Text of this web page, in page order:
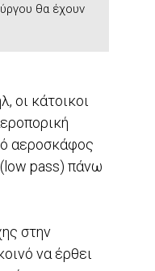
θα έχουν
οι κάτοικοι
αεροσκάφος
pass) πάνω
στην
να έρθει